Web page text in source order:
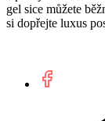
gel sice můžete
si dopřejte luxus